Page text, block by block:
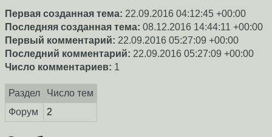
Первая созданная тема: 22.09.2016 04:12:45 +00:00
Последняя созданная тема: 08.12.2016 14:44:11 +00:00
Первый комментарий: 22.09.2016 05:27:09 +00:00
Последний комментарий: 22.09.2016 05:27:09 +00:00
Число комментариев: 1
Раздел
Число тем
Форум
2